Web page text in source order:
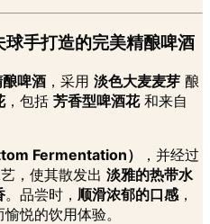
手打造的完美精酿啤酒
啤酒 ，采用 淡色大麦麦芽 酿
，包括 芳香型啤酒花和来自
Fermentation）
，并经过
，使其散发出 淡雅的热带水
。品尝时， 顺滑浓郁的口感 ，
愉悦的饮用体验。